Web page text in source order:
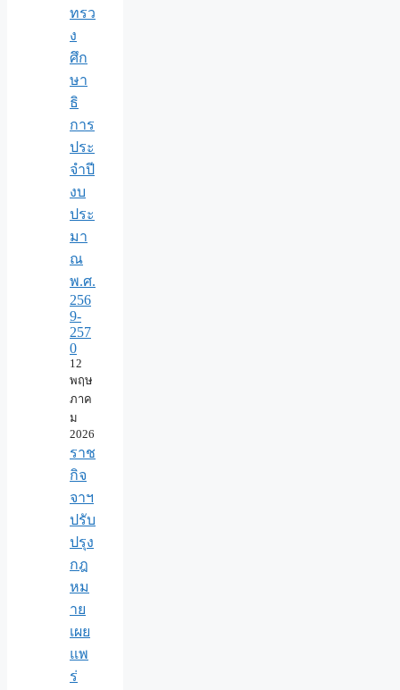
ทรว
ง
ศึก
ษา
ธิ
การ
ประ
จำปี
งบ
ประ
มา
ณ
พ.ศ.
256
9-
257
0
12
พฤษ
ภาค
ม
2026
ราช
กิจ
จาฯ
ปรับ
ปรุง
กฎ
หม
าย
เผย
แพ
ร่